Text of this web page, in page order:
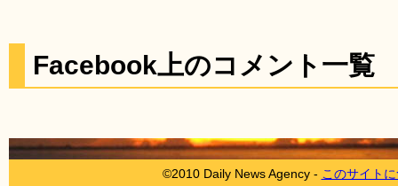
Facebook上のコメント一覧
©2010 Daily News Agency - このサイト